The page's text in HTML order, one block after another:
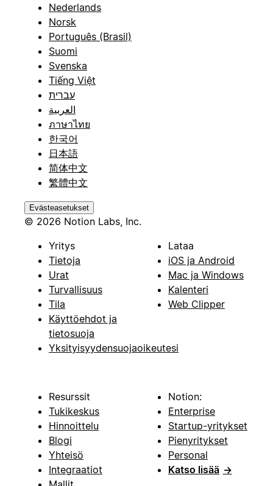
Nederlands
Norsk
Português (Brasil)
Suomi
Svenska
Tiếng Việt
עברית
العربية
ภาษาไทย
한국어
日本語
简体中文
繁體中文
Evästeasetukset
© 2026 Notion Labs, Inc.
Yritys
Tietoja
Urat
Turvallisuus
Tila
Käyttöehdot ja
tietosuoja
Yksityisyydensuojaoikeutesi
Lataa
iOS ja Android
Mac ja Windows
Kalenteri
Web Clipper
Resurssit
Tukikeskus
Hinnoittelu
Blogi
Yhteisö
Integraatiot
Notion:
Enterprise
Startup-yritykset
Pienyritykset
Personal
Katso lisää →